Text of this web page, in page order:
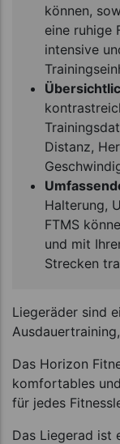
können,
eine ruhige
intensive
Distanz,
Halterung,
FTMS
und mit
Strecken
Liegeräder sind
Das Horizon
komfortables
für jedes
Das Liegerad ist